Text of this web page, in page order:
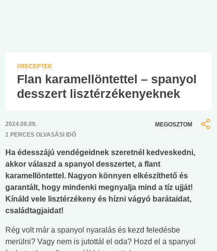
#RECEPTEK
Flan karamellöntettel – spanyol
desszert lisztérzékenyeknek
2024.08.09.
1 PERCES OLVASÁSI IDŐ
MEGOSZTOM
Ha édesszájú vendégeidnek szeretnél kedveskedni,
akkor válaszd a spanyol desszertet, a flant
karamellöntettel. Nagyon könnyen elkészíthető és
garantált, hogy mindenki megnyalja mind a tíz ujját!
Kínáld vele lisztérzékeny és hízni vágyó barátaidat,
családtagjaidat!
Rég volt már a spanyol nyaralás és kezd feledésbe
merülni? Vagy nem is jutottál el oda? Hozd el a spanyol